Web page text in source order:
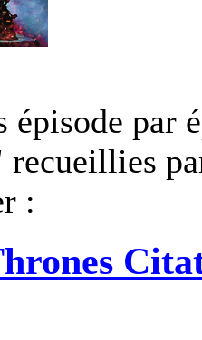
épisode par
recueillies
: